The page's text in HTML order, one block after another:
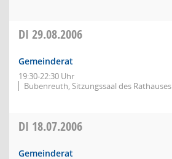
DI 29.08.2006
Gemeinderat
19:30-22:30 Uhr
Bubenreuth, Sitzungssaal des Rathauses
DI 18.07.2006
Gemeinderat